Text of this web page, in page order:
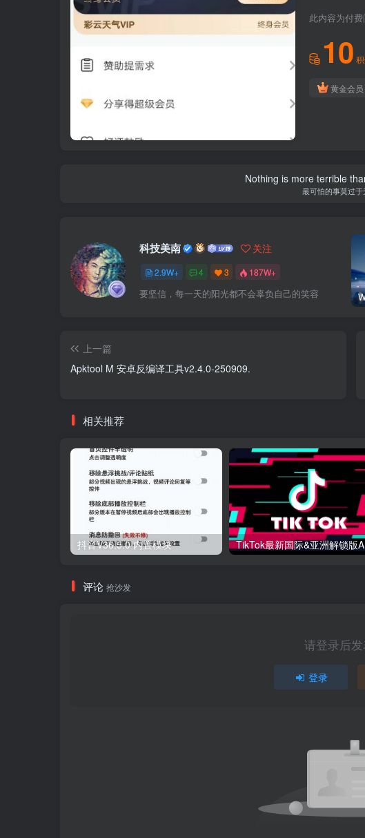
此内容为付
10
黄金会员
Nothing is more terrible
最可怕的事莫过于
科技美南 关注
2.9W+ 4 3 187W+
要坚信，每一天的阳光都不会辜负自己的笑容
上一篇
Apktool M 安卓反编译工具v2.4.0-250909.
相关推荐
抖音V36.5.0 内置模块
评论 抢沙发
请登录后
登录